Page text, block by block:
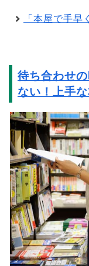
「本屋で手
待ち合わせ
ない！上手